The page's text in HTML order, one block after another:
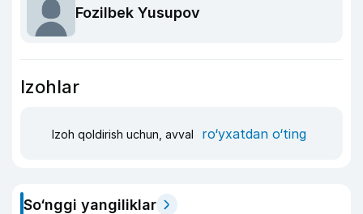
Fozilbek Yusupov
Izohlar
Izoh qoldirish uchun, avval ro‘yxatdan o‘ting
So‘nggi yangiliklar